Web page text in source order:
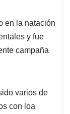
en la natación
y fue
campaña
varios de
con loa